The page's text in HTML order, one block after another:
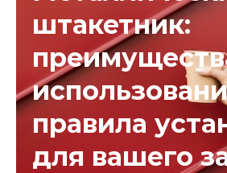
штакетник:
правила
для вашего